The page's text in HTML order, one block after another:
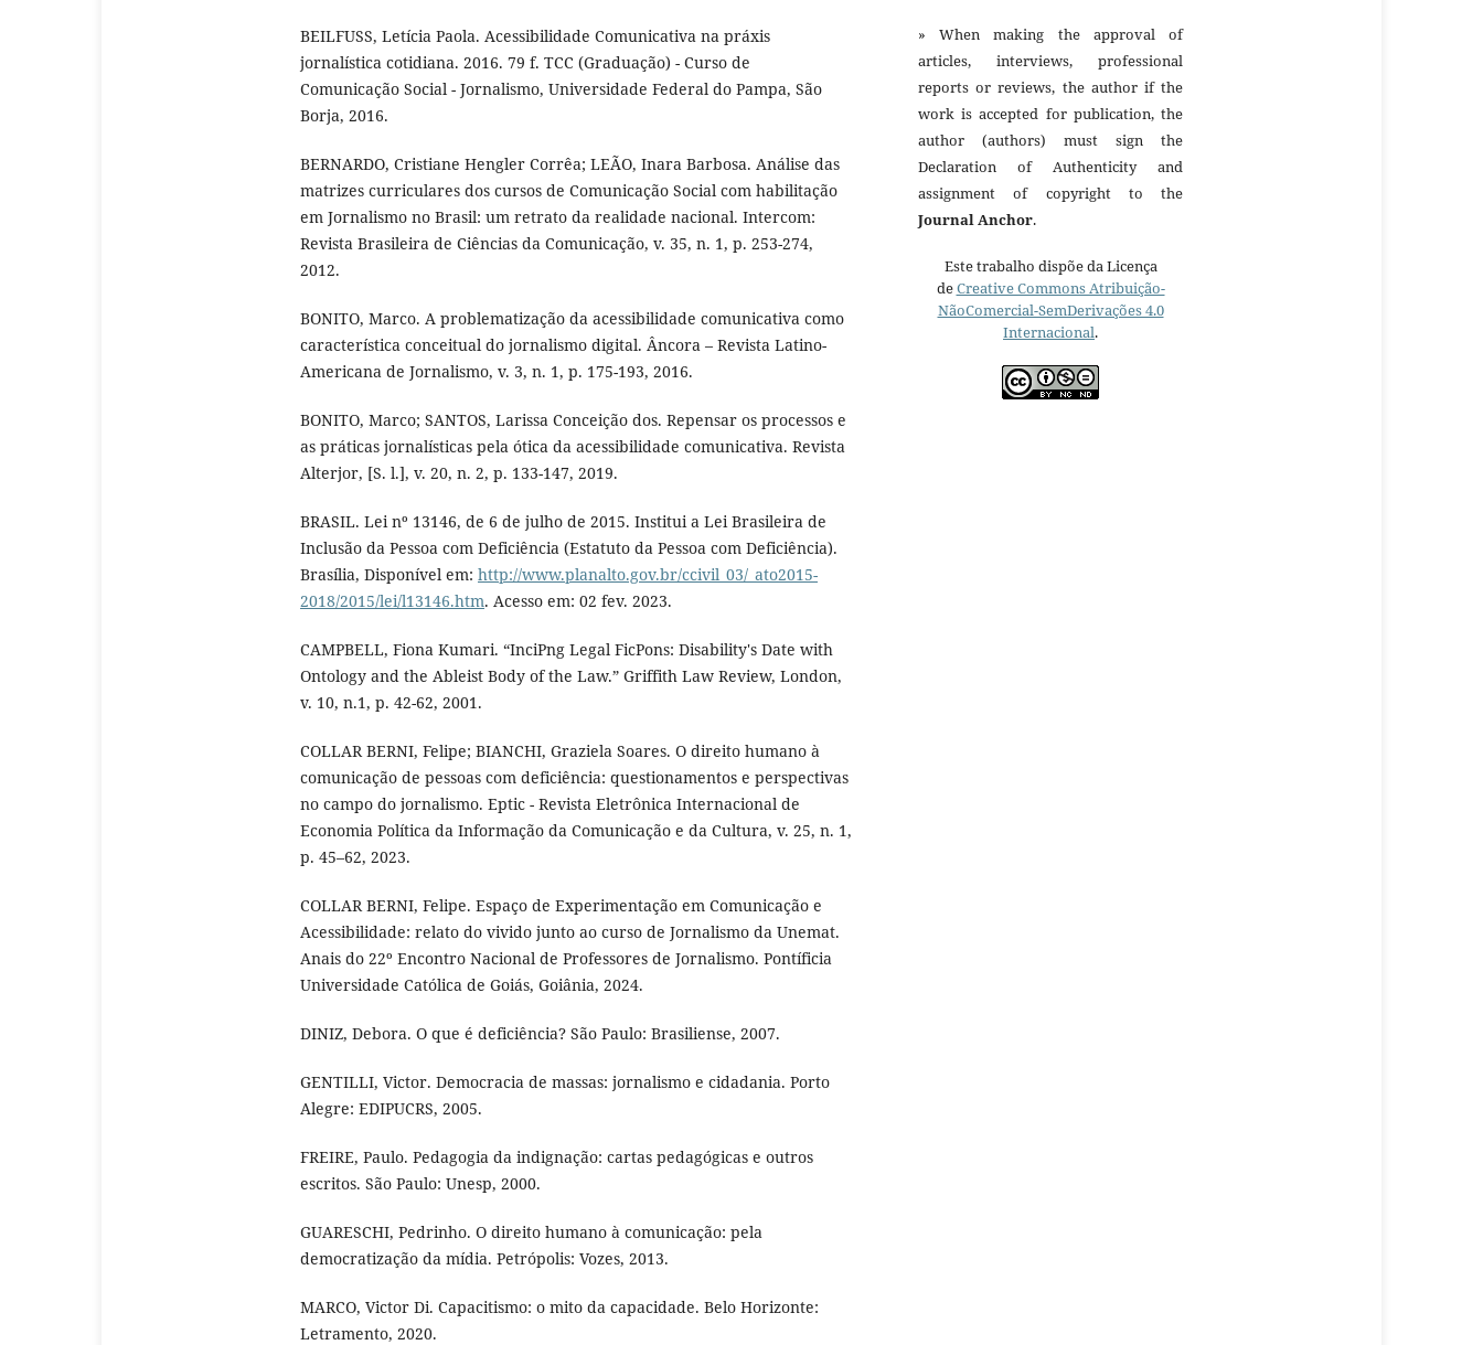
BEILFUSS, Letícia Paola. Acessibilidade Comunicativa na práxis
jornalística cotidiana. 2016. 79 f. TCC (Graduação) - Curso de
Comunicação Social - Jornalismo, Universidade Federal do Pampa, São
Borja, 2016.
BERNARDO, Cristiane Hengler Corrêa; LEÃO, Inara Barbosa. Análise das
matrizes curriculares dos cursos de Comunicação Social com habilitação
em Jornalismo no Brasil: um retrato da realidade nacional. Intercom:
Revista Brasileira de Ciências da Comunicação, v. 35, n. 1, p. 253-274,
2012.
BONITO, Marco. A problematização da acessibilidade comunicativa como
característica conceitual do jornalismo digital. Âncora – Revista Latino-
Americana de Jornalismo, v. 3, n. 1, p. 175-193, 2016.
BONITO, Marco; SANTOS, Larissa Conceição dos. Repensar os processos e
as práticas jornalísticas pela ótica da acessibilidade comunicativa. Revista
Alterjor, [S. l.], v. 20, n. 2, p. 133-147, 2019.
BRASIL. Lei nº 13146, de 6 de julho de 2015. Institui a Lei Brasileira de
Inclusão da Pessoa com Deficiência (Estatuto da Pessoa com Deficiência).
Brasília, Disponível em: http://www.planalto.gov.br/ccivil_03/_ato2015-
2018/2015/lei/l13146.htm. Acesso em: 02 fev. 2023.
CAMPBELL, Fiona Kumari. “InciPng Legal FicPons: Disability's Date with
Ontology and the Ableist Body of the Law.” Griffith Law Review, London,
v. 10, n.1, p. 42-62, 2001.
COLLAR BERNI, Felipe; BIANCHI, Graziela Soares. O direito humano à
comunicação de pessoas com deficiência: questionamentos e perspectivas
no campo do jornalismo. Eptic - Revista Eletrônica Internacional de
Economia Política da Informação da Comunicação e da Cultura, v. 25, n. 1,
p. 45–62, 2023.
COLLAR BERNI, Felipe. Espaço de Experimentação em Comunicação e
Acessibilidade: relato do vivido junto ao curso de Jornalismo da Unemat.
Anais do 22º Encontro Nacional de Professores de Jornalismo. Pontíficia
Universidade Católica de Goiás, Goiânia, 2024.
DINIZ, Debora. O que é deficiência? São Paulo: Brasiliense, 2007.
GENTILLI, Victor. Democracia de massas: jornalismo e cidadania. Porto
Alegre: EDIPUCRS, 2005.
FREIRE, Paulo. Pedagogia da indignação: cartas pedagógicas e outros
escritos. São Paulo: Unesp, 2000.
GUARESCHI, Pedrinho. O direito humano à comunicação: pela
democratização da mídia. Petrópolis: Vozes, 2013.
MARCO, Victor Di. Capacitismo: o mito da capacidade. Belo Horizonte:
Letramento, 2020.
» When making the approval of
articles, interviews, professional
reports or reviews, the author if the
work is accepted for publication, the
author (authors) must sign the
Declaration of Authenticity and
assignment of copyright to the
Journal Anchor.
Este trabalho dispõe da Licença
deCreative Commons Atribuição-
NãoComercial-SemDerivações 4.0
Internacional.